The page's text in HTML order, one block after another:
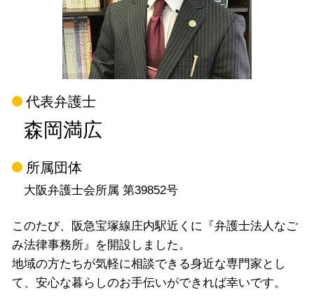
代表弁護士
森岡満広
所属団体
大阪弁護士会所属 第39852号
このたび、阪急宝塚線庄内駅近くに『弁護士法人なご
み法律事務所』を開設しました。
地域の方たちが気軽に相談できる身近な専門家とし
て、安心な暮らしのお手伝いができれば幸いです。